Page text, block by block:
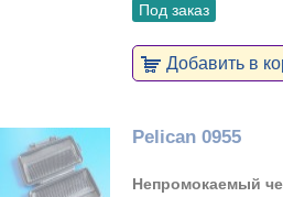
Под заказ
Добавить в
Pelican 0955
Непромокаемый